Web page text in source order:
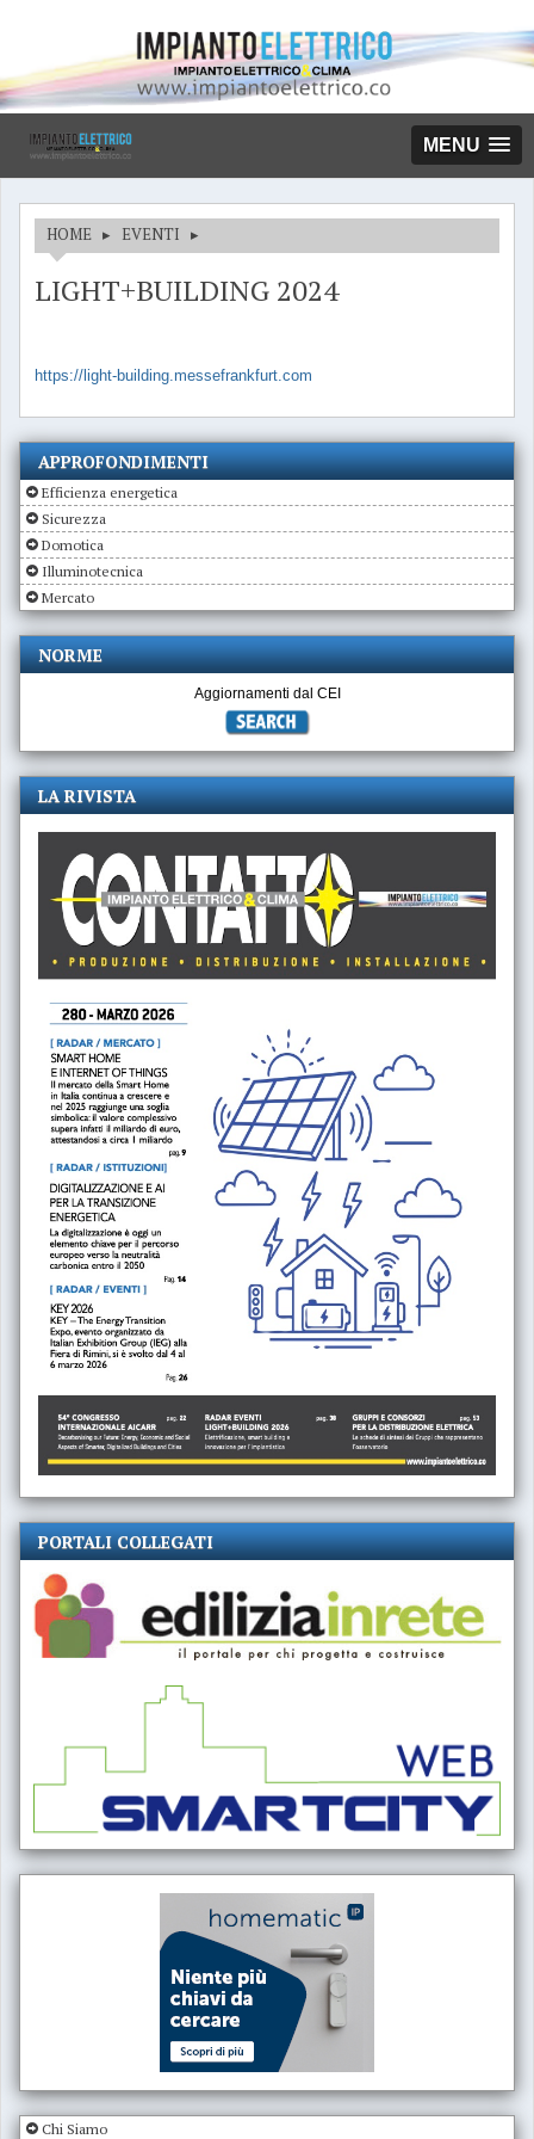
MENU
HOME ▸ EVENTI ▸
LIGHT+BUILDING 2024
https://light-building.messefrankfurt.com
APPROFONDIMENTI
Efficienza energetica
Sicurezza
Domotica
Illuminotecnica
Mercato
NORME
Aggiornamenti dal CEI
LA RIVISTA
PORTALI COLLEGATI
Chi Siamo